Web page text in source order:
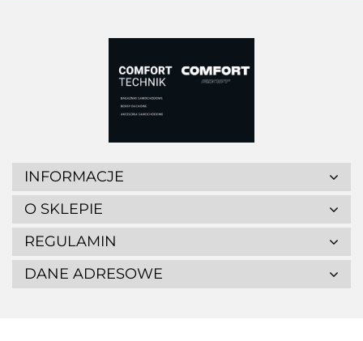
INFORMACJE
O SKLEPIE
REGULAMIN
DANE ADRESOWE